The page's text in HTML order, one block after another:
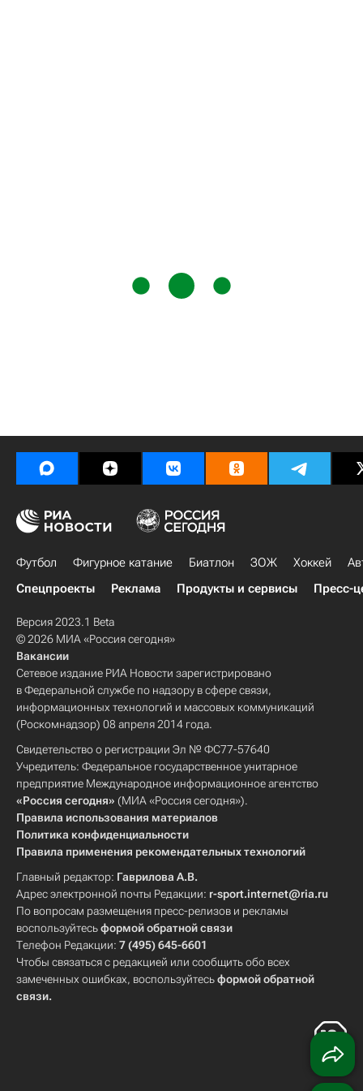
Футбол Фигурное катание Биатлон ЗОЖ Хоккей
Спецпроекты
Реклама Продукты и сервисы Пресс-
Версия 2023.1 Beta
© 2026 МИА «Россия сегодня»
Вакансии
Сетевое издание РИА Новости зарегистрировано
в Федеральной службе по надзору в сфере связи,
информационных технологий и массовых коммуникаций
(Роскомнадзор) 08 апреля 2014 года.
Свидетельство о регистрации Эл № ФС77-57640
Учредитель: Федеральное государственное унитарное
предприятие Международное информационное агентство
«Россия сегодня» (МИА «Россия сегодня»).
Правила использования материалов
Политика конфиденциальности
Правила применения рекомендательных технологий
Главный редактор: Гаврилова А.В.
Адрес электронной почты Редакции: r-sport.internet@ria.ru
По вопросам размещения пресс-релизов и рекламы
воспользуйтесьформой обратной связи
Телефон Редакции: 7 (495) 645-6601
Чтобы связаться с редакцией или сообщить обо всех
замеченных ошибках, воспользуйтесьформой обратной
связи.